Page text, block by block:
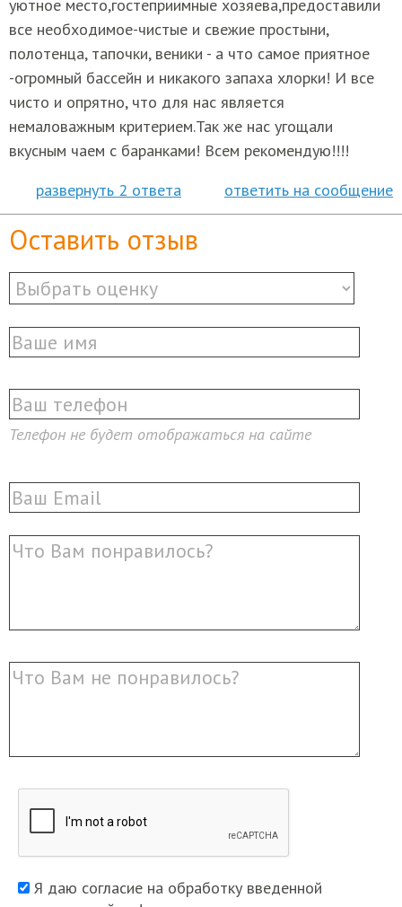
уютное место,гостеприимные хозяева,предоставили
все необходимое-чистые и свежие простыни,
полотенца, тапочки, веники - а что самое приятное
-огромный бассейн и никакого запаха хлорки! И все
чисто и опрятно, что для нас является
немаловажным критерием.Так же нас угощали
вкусным чаем с баранками! Всем рекомендую!!!!
ответить на сообщение
развернуть 2 ответа
Оставить отзыв
Телефон не будет отображаться на сайте
Я даю согласие на обработку введенной